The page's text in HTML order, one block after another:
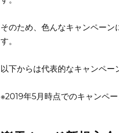
そのため、色んなキャンペーン
す。
以下からは代表的なキャンペー
※2019年5月時点でのキャンペ